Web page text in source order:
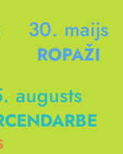
30. maijs
ROPAŽI
augusts